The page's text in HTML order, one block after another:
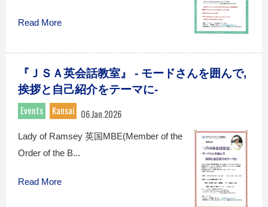
Read More
『ＪＳＡ英会話教室』 - モードさんを囲んで,
挨拶と自己紹介をテーマに-
Events
Kansai 06.Jan.2026
Lady of Ramsey 英国MBE(Member of the
Order of the B...
Read More